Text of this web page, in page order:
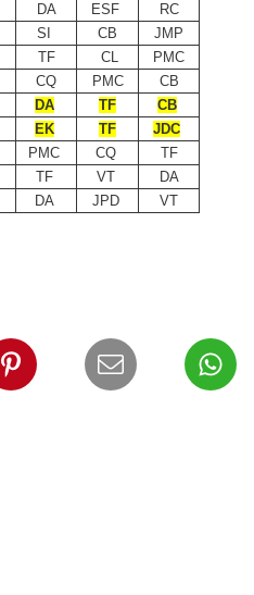
DA ESF
RC
SI CB
JMP
TF CL
PMC
CQ PMC
CB
DA TF
CB
EK TF
JDC
PMC CQ
TF
TF VT
DA
DA JPD VT